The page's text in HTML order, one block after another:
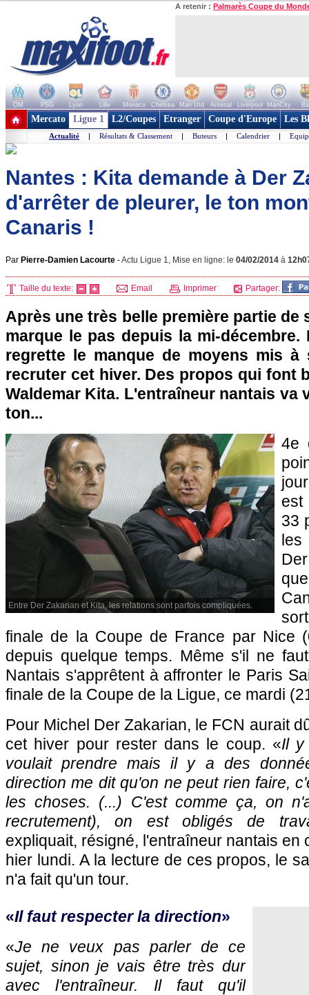
A retenir : Palmarès Coupe du
OM PSG Lyon Lille Monaco Chelsea Man Utd Arsenal Liverpool ManCity
+ de clubs
Mercato Ligue 1 L2/Coupes Etranger Coupe d'Europe Les
Actualité | Résultats & Classement | Buteurs | Calendrier |
Nantes : Kita demande à Der
d'arrêter de pleurer, le ton
Canaris !
Par Pierre-Damien Lacourte -Actu Ligue 1, Mise en ligne: le 04/02/2014 à
Taille du texte: Email Imprimer Partager:
Après une très belle première partie de
marque le pas depuis la mi-décembre.
regrette le manque de moyens mis
recruter cet hiver. Des propos qui font
Waldemar Kita. L'entraîneur nantais va
ton...
Entre Der Zakarian et Kita, les relations sont parfois compliquées.
4e
est
33
les
finale de la Coupe de France par Nice
depuis quelque temps. Même s'il ne
Nantais s'apprêtent à affronter le Paris
finale de la Coupe de la Ligue, ce mardi
Pour Michel Der Zakarian, le FCN aurait
cet hiver pour rester dans le coup. «Il y
voulait prendre mais il y a des
direction me dit qu'on ne peut rien faire,
les choses. (...) C'est comme ça, on
recrutement), on est obligés de
expliquait, résigné, l'entraîneur nantais en
hier lundi. A la lecture de ces propos, le
n'a fait qu'un tour.
«Il faut respecter la direction»
«Je ne veux pas parler de ce
sujet, sinon je vais être très dur
avec l'entraîneur. Il faut qu'il